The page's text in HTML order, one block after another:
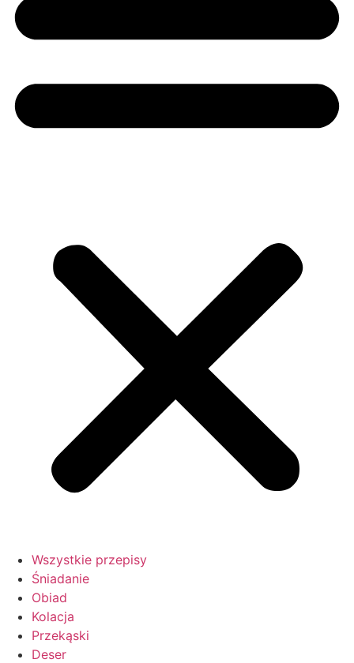
Wszystkie przepisy
Śniadanie
Obiad
Kolacja
Przekąski
Deser